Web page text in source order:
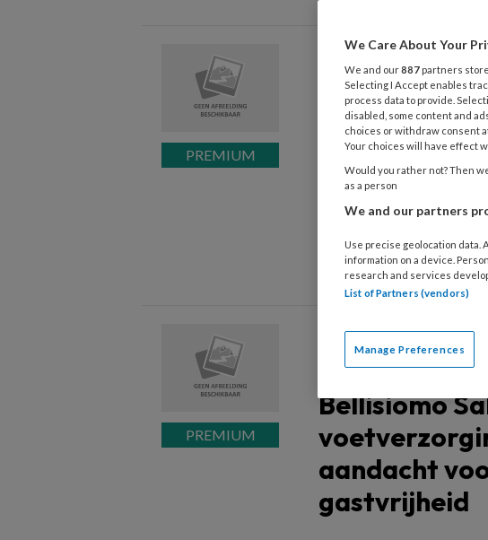
Voorwoord:
In mei gaat de Week
als thema Wellness.
verwennerij; een
een weldadig geurende
het mooi lakken van de
Op bezoek:
Schlärmann
Bellisiomo
aandacht
gastvrijheid
We Care About Your
We and our887 partners
Selecting I Accept enables
process data to provide.
disabled, some content and
choices or withdraw consent
Your choices will have effect
Would you rather not? Then
as a person
We and our partners
Use precise geolocation
information on a device.
research and services
List of Partners (vendors)
Manage Preferences